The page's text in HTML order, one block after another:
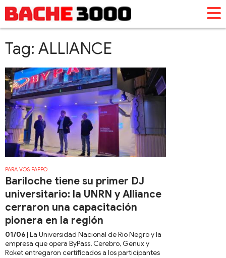
Tag: ALLIANCE
PARA VOS PAPPO
Bariloche tiene su primer DJ
universitario: la UNRN y Alliance
cerraron una capacitación
pionera en la región
01/06| La Universidad Nacional de Río Negro y la
empresa que opera ByPass, Cerebro, Genux y
Roket entregaron certificados a los participantes